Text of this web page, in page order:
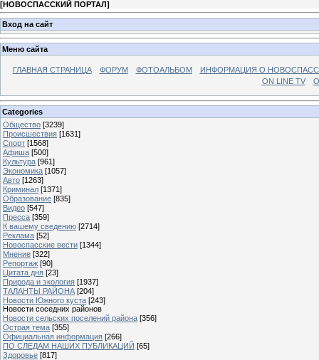
[НОВОСПАССКИЙ ПОРТАЛ]
Вход на сайт
Меню сайта
ГЛАВНАЯ СТРАНИЦА ФОРУМ ФОТОАЛЬБОМ
ИНФОРМАЦИЯ О
ON LINE TV
Categories
Общество [3239]
Происшествия [1631]
Спорт [1568]
Афиша [500]
Культура [961]
Экономика [1057]
Авто [1263]
Криминал [1371]
Образование [835]
Видео [547]
Пресса [359]
К вашему сведению [2714]
Реклама [52]
Новоспасские вести [1344]
Мнение [322]
Репортаж [90]
Цитата дня [23]
Природа и экология [1937]
ТАЛАНТЫ РАЙОНА [204]
Новости Южного куста [243]
Новости соседних районов
Новости сельских поселений района [356]
Острая тема [355]
Официальная информация [266]
ПО СЛЕДАМ НАШИХ ПУБЛИКАЦИЙ [65]
Здоровье [817]